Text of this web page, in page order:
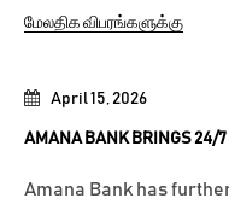
April 15, 2026
AMANA BANK BRINGS 24/7
Amana Bank has
மேலதிக விபரங்களுக்கு